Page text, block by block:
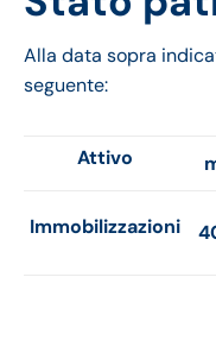
Alla data sopra
seguente:
Attivo
Immobilizzazioni